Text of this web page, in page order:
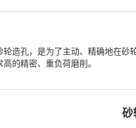
轮造孔，是为了主动、精确地在
的精密、重负荷磨削。
砂